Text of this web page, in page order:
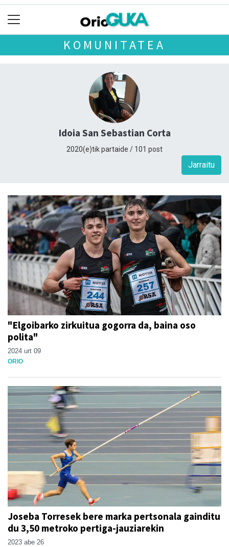
KOMUNITATEA
Idoia San Sebastian Corta
2020(e)tik partaide / 101 post
Jarraitu
"Elgoibarko zirkuitua gogorra da, baina oso
polita"
2024 urt 09
ORIO
Joseba Torresek bere marka pertsonala gainditu
du 3,50 metroko pertiga-jauziarekin
2023 abe 26